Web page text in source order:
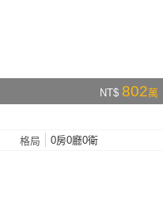
NT$ 802萬
格局 0房0廳0衛